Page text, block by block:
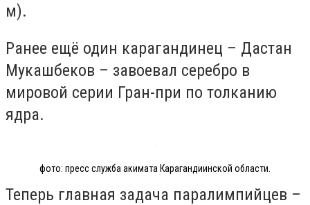
м).
Ранее ещё один карагандинец – Дастан
Мукашбеков – завоевал серебро в
мировой серии Гран-при по толканию
ядра.
фото: пресс служба акимата Карагандиинской области.
Теперь главная задача паралимпийцев –